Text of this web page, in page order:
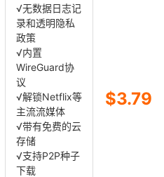
√无数据日志记
录和透明隐私
政策
√内置
WireGuard协
议
√解锁Netflix等
主流流媒体
√带有免费的云
存储
√支持P2P种子
下载
$3.79